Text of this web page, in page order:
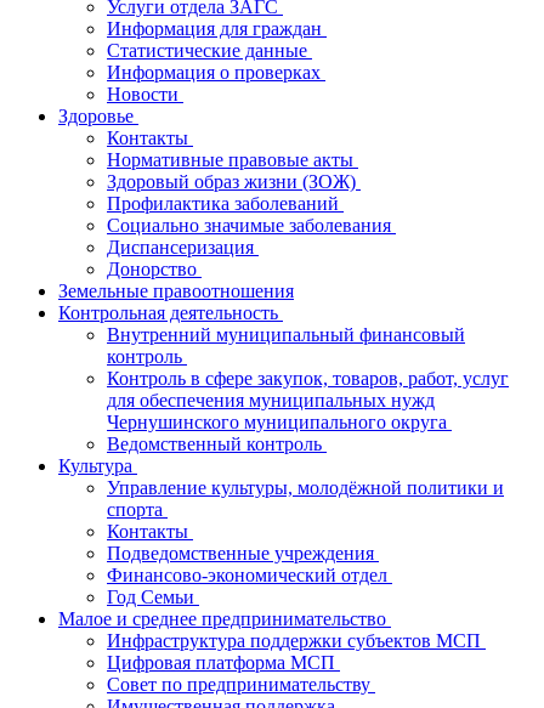
Услуги отдела ЗАГС
Информация для граждан
Статистические данные
Информация о проверках
Новости
Здоровье
Контакты
Нормативные правовые акты
Здоровый образ жизни (ЗОЖ)
Профилактика заболеваний
Социально значимые заболевания
Диспансеризация
Донорство
Земельные правоотношения
Контрольная деятельность
Внутренний муниципальный финансовый
контроль
Контроль в сфере закупок, товаров, работ, услуг
для обеспечения муниципальных нужд
Чернушинского муниципального округа
Ведомственный контроль
Культура
Управление культуры, молодёжной политики и
спорта
Контакты
Подведомственные учреждения
Финансово-экономический отдел
Год Семьи
Малое и среднее предпринимательство
Инфраструктура поддержки субъектов МСП
Цифровая платформа МСП
Совет по предпринимательству